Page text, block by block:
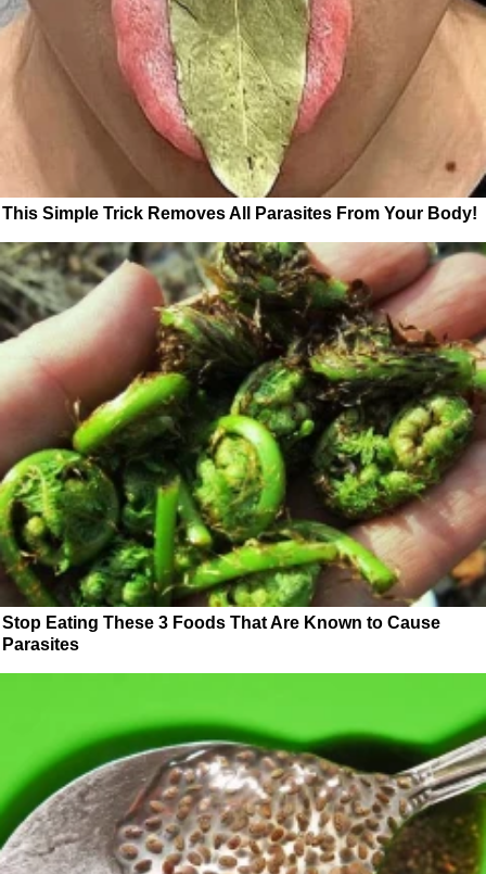
This Simple Trick Removes All Parasites From Your Body!
Stop Eating These 3 Foods That Are Known to Cause
Parasites